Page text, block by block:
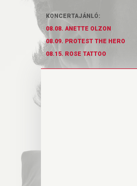
KONCERTAJÁNLÓ:
08.08. ANETTE OLZON
08.09. PROTEST THE HERO
08.15. ROSE TATTOO